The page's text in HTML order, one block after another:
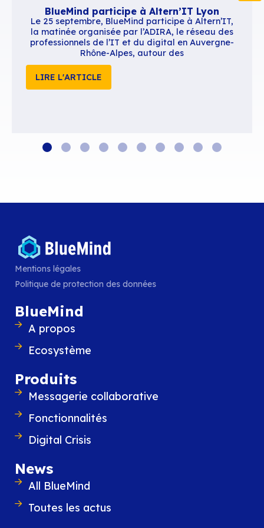
Contenus similaires
BlueMind participe à Altern’IT
Le 25 septembre, BlueMind participe à
la matinée organisée par l’ADIRA, le
professionnels de l’IT et du digital en
LIRE L'ARTICLE
Mentions légales
Politique de protection des données
BlueMind
A propos
Ecosystème
Produits
Messagerie collaborative
Fonctionnalités
Digital Crisis
News
All BlueMind
Toutes les actus